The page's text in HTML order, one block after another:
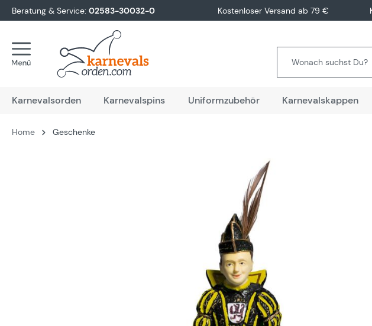
Zur Hauptnavigation springen
Beratung & Service: 02583-30032-0 Kostenloser Versand ab 79 €
Karnevalsorden Karnevalspins Uniformzubehör Karnevalskappen
Home Geschenke